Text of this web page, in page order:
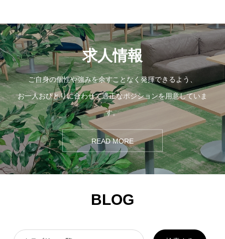
新卒採用
キャリア採用
企業情報
おすすめコンテンツ
求人情報
BLOG
求人情報
ご自身の個性や強みを余すことなく発揮できるよう、
お一人おひとりに合わせて適正なポジションを用意していま
す。
READ MORE
BLOG